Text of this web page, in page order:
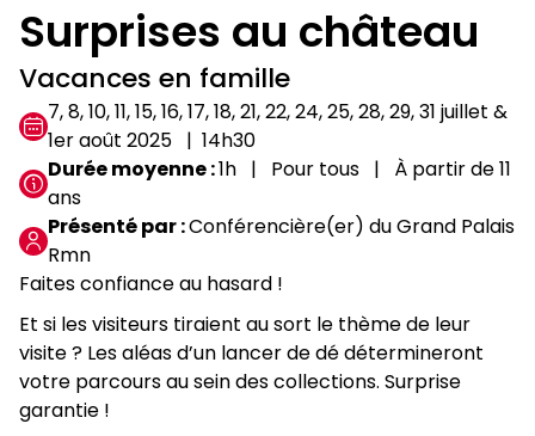
Surprises au château
Vacances en famille
7, 8, 10, 11, 15, 16, 17, 18, 21, 22, 24, 25, 28, 29, 31 juillet &
1er août 2025
14h30
Durée moyenne 1h Pour tous
À partir de 11
ans
Présenté par Conférencière(er) du Grand Palais
Rmn
Faites confiance au hasard !
Et si les visiteurs tiraient au sort le thème de leur
visite ? Les aléas d’un lancer de dé détermineront
votre parcours au sein des collections. Surprise
garantie !